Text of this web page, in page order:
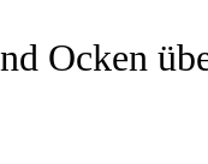
Ocken